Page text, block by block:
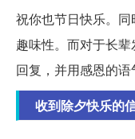
祝你也节日快乐。
趣味性。而对于长
回复，并用感恩的语
收到除夕快乐的